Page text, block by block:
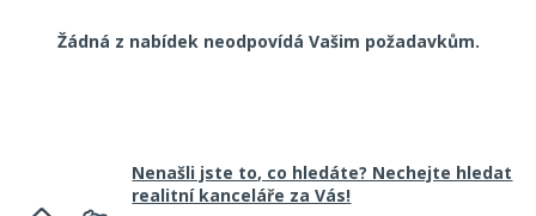
Žádná z nabídek neodpovídá Vašim požadavkům.
Nenašli jste to, co hledáte? Nechejte hledat
realitní kanceláře za Vás!